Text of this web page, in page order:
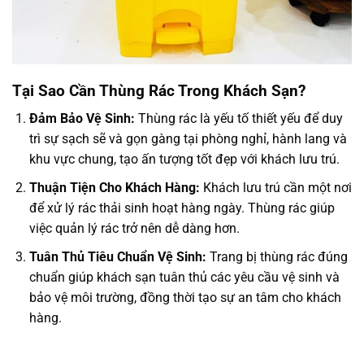
Tại Sao Cần Thùng Rác Trong Khách Sạn?
Đảm Bảo Vệ Sinh: Thùng rác là yếu tố thiết yếu để duy
trì sự sạch sẽ và gọn gàng tại phòng nghỉ, hành lang và
khu vực chung, tạo ấn tượng tốt đẹp với khách lưu trú.
Thuận Tiện Cho Khách Hàng: Khách lưu trú cần một nơi
để xử lý rác thải sinh hoạt hàng ngày. Thùng rác giúp
việc quản lý rác trở nên dễ dàng hơn.
Tuân Thủ Tiêu Chuẩn Vệ Sinh: Trang bị thùng rác đúng
chuẩn giúp khách sạn tuân thủ các yêu cầu vệ sinh và
bảo vệ môi trường, đồng thời tạo sự an tâm cho khách
hàng.